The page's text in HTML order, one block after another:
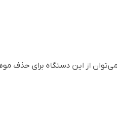
از این دستگاه برای حذف